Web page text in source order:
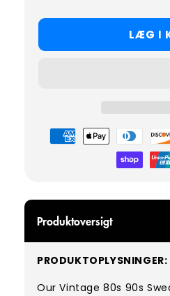
LÆG I
Betalingsmetoder
Produktoversigt
PRODUKTOPLYSNINGER:
Our Vintage 80s 90s